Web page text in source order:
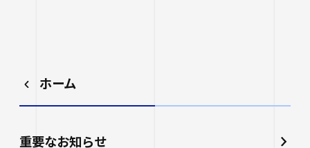
ホーム
重要なお知らせ